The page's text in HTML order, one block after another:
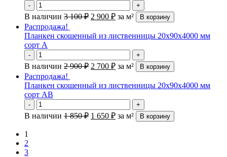
- +
В наличии 3 100₽ 2 900 ₽ за м² В корзину
Распродажа!
Планкен скошенный из лиственницы 20х90х4000 мм
сорт А
- +
В наличии 2 900₽ 2 700 ₽ за м² В корзину
Распродажа!
Планкен скошенный из лиственницы 20х90х4000 мм
сорт АВ
- +
В наличии 1 850₽ 1 650 ₽ за м² В корзину
1
2
3